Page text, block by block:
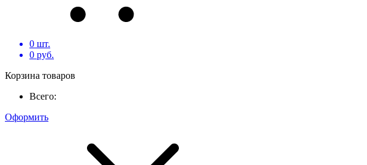
0 шт.
0 руб.
Корзина товаров
Всего:
Оформить